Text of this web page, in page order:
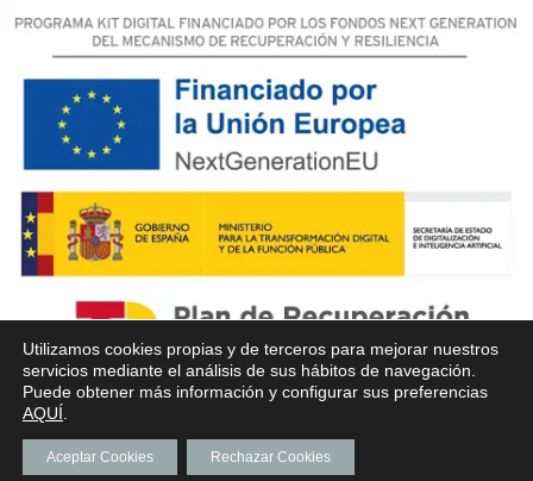
Utilizamos cookies propias y de terceros para mejorar nuestros
servicios mediante el análisis de sus hábitos de navegación.
Puede obtener más información y configurar sus preferencias
AQUÍ
Aceptar Cookies Rechazar Cookies